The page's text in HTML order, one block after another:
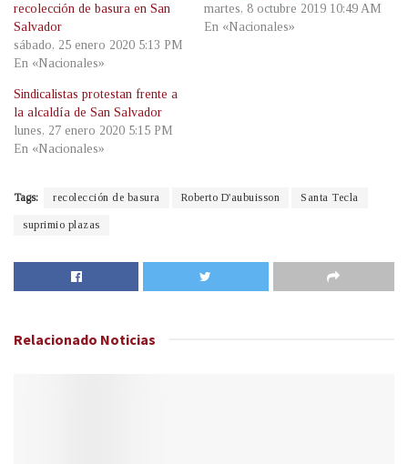
recolección de basura en San
Salvador
sábado, 25 enero 2020 5:13 PM
En «Nacionales»
martes, 8 octubre 2019 10:49 AM
En «Nacionales»
Sindicalistas protestan frente a
la alcaldía de San Salvador
lunes, 27 enero 2020 5:15 PM
En «Nacionales»
Tags: recolección de basura Roberto D'aubuisson Santa Tecla
suprimio plazas
Relacionado Noticias